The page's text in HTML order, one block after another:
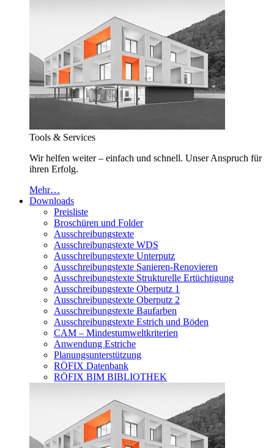
Tools & Services
Wir helfen weiter – einfach und schnell. Unser Anspruch für
ihren Erfolg.
Mehr…
Downloads
Preisliste
Broschüren und Folder
Ausschreibungstexte
Ausschreibungstexte WDS
Ausschreibungstexte Unterputz
Ausschreibungstexte Sanieren-Renovieren
Ausschreibungstexte Strukturelle Ertüchtigung
Ausschreibungstexte Oberputz 1
Ausschreibungstexte Oberputz 2
Ausschreibungstexte Baufarben
Ausschreibungstexte Estrich und Böden
CAM – Mindestumweltkriterien
Anwendung Estriche
Planungsunterstützung
RÖFIX Datenbank
RÖFIX BIM BIBLIOTHEK